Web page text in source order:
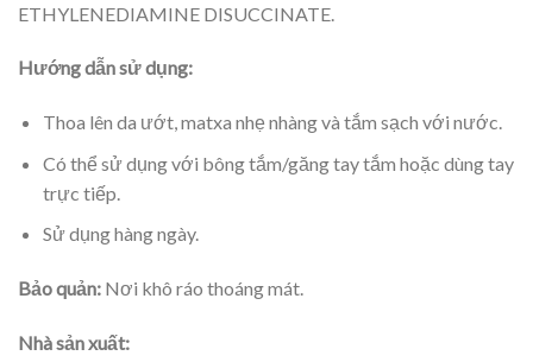
ETHYLENEDIAMINE DISUCCINATE.
Hướng dẫn sử dụng:
Thoa lên da ướt, matxa nhẹ nhàng và tắm sạch với nước.
Có thể sử dụng với bông tắm/găng tay tắm hoặc dùng tay
trực tiếp.
Sử dụng hàng ngày.
Bảo quản: Nơi khô ráo thoáng mát.
Nhà sản xuất: